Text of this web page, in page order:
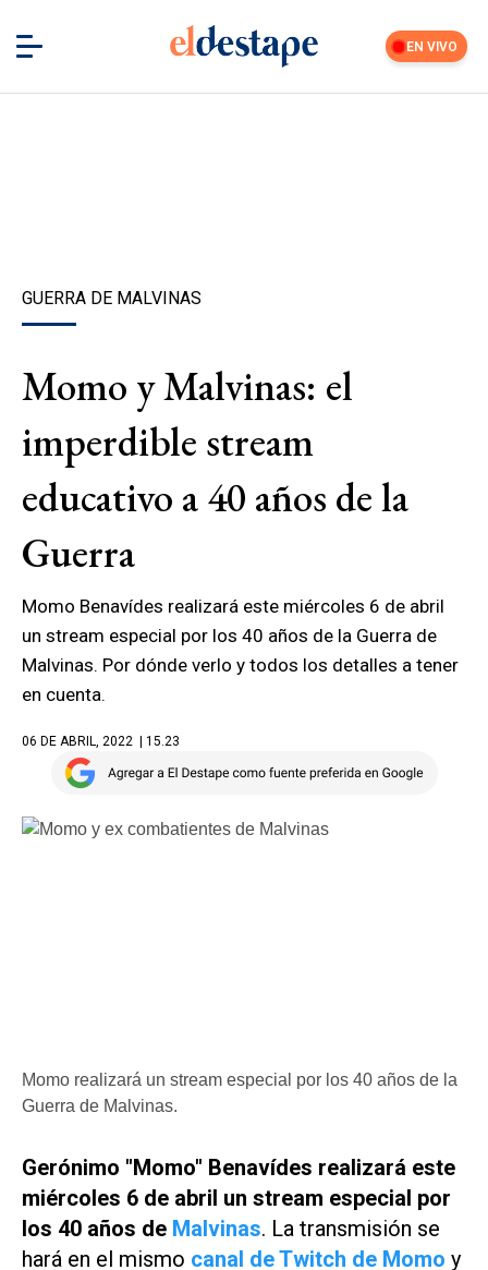
EN VIVO
GUERRA DE MALVINAS
Momo y Malvinas: el
imperdible stream
educativo a 40 años de la
Guerra
Momo Benavídes realizará este miércoles 6 de abril
un stream especial por los 40 años de la Guerra de
Malvinas. Por dónde verlo y todos los detalles a tener
en cuenta.
06 DE ABRIL, 2022 | 15.23
Momo realizará un stream especial por los 40 años de la
Guerra de Malvinas.
Gerónimo "Momo" Benavídes realizará este
miércoles 6 de abril un stream especial por
los 40 años de Malvinas. La transmisión se
hará en el mismo canal de Twitch de Momo y